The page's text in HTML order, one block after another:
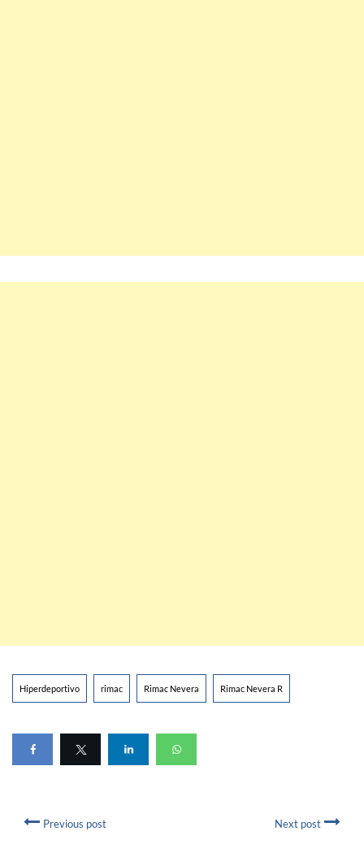
Hiperdeportivo rimac Rimac Nevera Rimac Nevera R
Previous post Next post